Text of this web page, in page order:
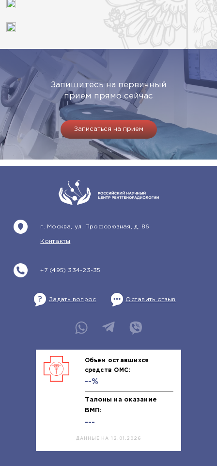
Запишитесь на первичный
прием прямо сейчас
Записаться на прием
+7 (495) 334-23-35
г. Москва, ул. Профсоюзная, д. 86
Контакты
Задать вопрос Оставить отзыв
Объем оставшихся
средств ОМС:
--%
Талоны на оказание
ВМП:
---
ДАННЫЕ НА 12.01.2026